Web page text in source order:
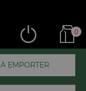
0
A EMPORTER